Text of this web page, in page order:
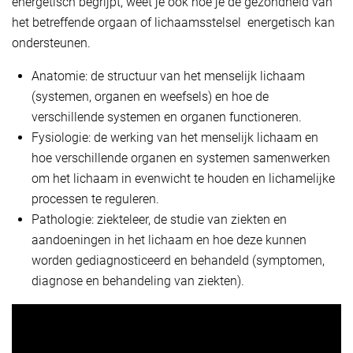
het betreffende orgaan of lichaamsstelsel energetisch kan
ondersteunen.
Anatomie: de structuur van het menselijk lichaam
(systemen, organen en weefsels) en hoe de
verschillende systemen en organen functioneren.
Fysiologie: de werking van het menselijk lichaam en
hoe verschillende organen en systemen samenwerken
om het lichaam in evenwicht te houden en lichamelijke
processen te reguleren.
Pathologie: ziekteleer, de studie van ziekten en
aandoeningen in het lichaam en hoe deze kunnen
worden gediagnosticeerd en behandeld (symptomen,
diagnose en behandeling van ziekten).